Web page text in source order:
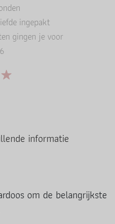
ingepakt
gingen je voor
informatie
om de belangrijkste